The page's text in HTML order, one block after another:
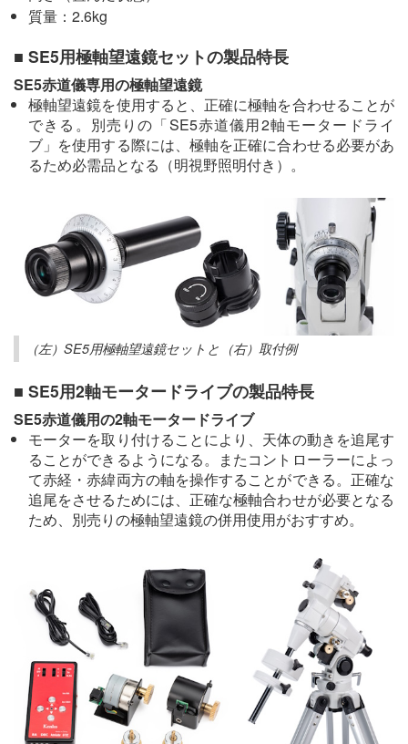
質量：2.6kg
■ SE5用極軸望遠鏡セットの製品特長
SE5赤道儀専用の極軸望遠鏡
極軸望遠鏡を使用すると、正確に極軸を合わせることが
できる。別売りの「SE5赤道儀用2軸モータードライ
ブ」を使用する際には、極軸を正確に合わせる必要があ
るため必需品となる（明視野照明付き）。
（左）SE5用極軸望遠鏡セットと（右）取付例
■ SE5用2軸モータードライブの製品特長
SE5赤道儀用の2軸モータードライブ
モーターを取り付けることにより、天体の動きを追尾す
ることができるようになる。またコントローラーによっ
て赤経・赤緯両方の軸を操作することができる。正確な
追尾をさせるためには、正確な極軸合わせが必要となる
ため、別売りの極軸望遠鏡の併用使用がおすすめ。